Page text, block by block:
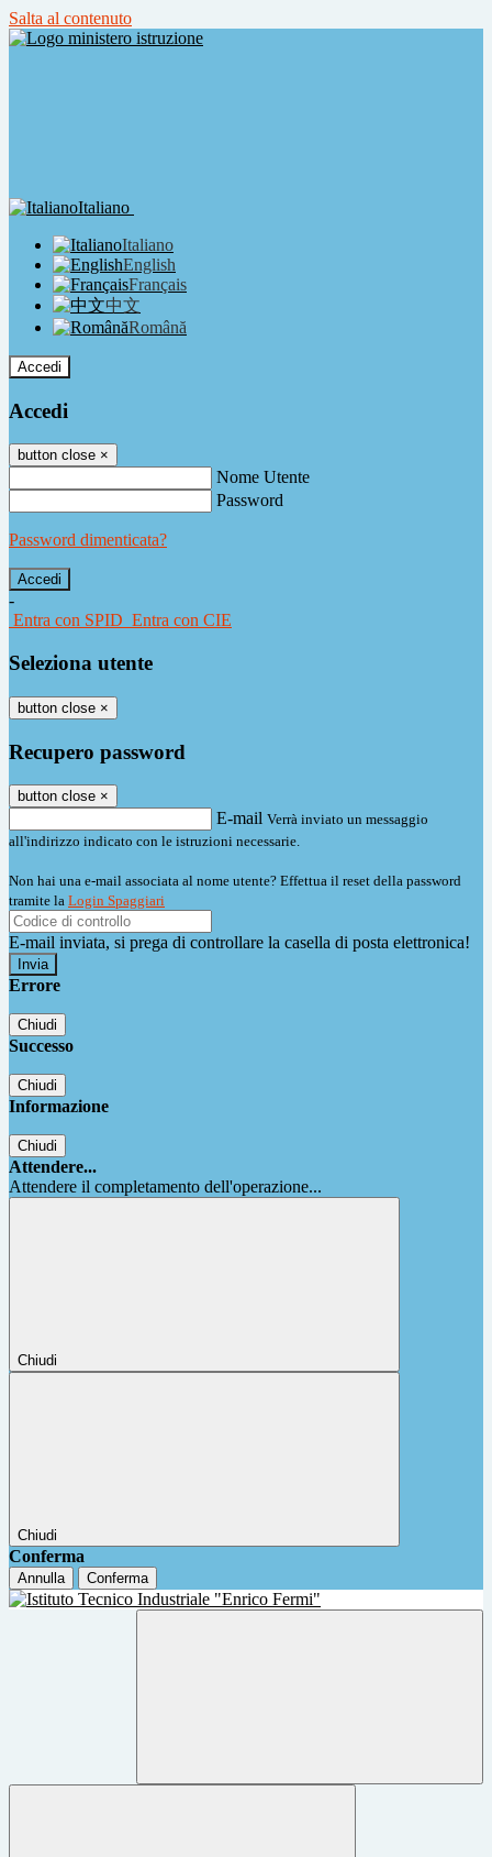
Salta al contenuto
Italiano
Italiano
English
Français
中文
Română
Accedi
Accedi
button close ×
Nome Utente
Password
Password dimenticata?
-
Entra con SPID Entra con CIE
Seleziona utente
button close ×
Recupero password
button close ×
E-mail Verrà inviato un messaggio
all'indirizzo indicato con le istruzioni necessarie.
Non hai una e-mail associata al nome utente? Effettua il reset della password
tramite la Login Spaggiari
E-mail inviata, si prega di controllare la casella di posta elettronica!
Errore
Chiudi
Successo
Chiudi
Informazione
Chiudi
Attendere...
Attendere il completamento dell'operazione...
Chiudi
Chiudi
Conferma
Annulla Conferma